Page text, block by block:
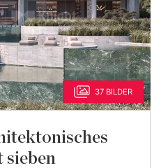
37 BILDER
sieben